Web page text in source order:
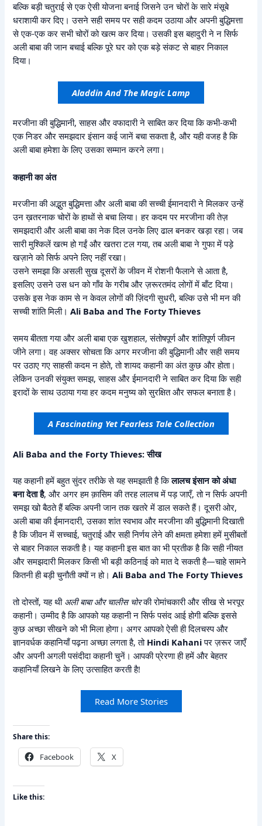
बल्कि बड़ी चतुराई से एक ऐसी योजना बनाई जिसने उन चोरों के सारे मंसूबे
धराशायी कर दिए। उसने सही समय पर सही कदम उठाया और अपनी बुद्धिमत्ता
से एक-एक कर सभी चोरों को खत्म कर दिया। उसकी इस बहादुरी ने न सिर्फ
अली बाबा की जान बचाई बल्कि पूरे घर को एक बड़े संकट से बाहर निकाल
दिया।
Aladdin And The Magic Lamp
मरजीना की बुद्धिमानी, साहस और वफादारी ने साबित कर दिया कि कभी-कभी
एक निडर और समझदार इंसान कई जानें बचा सकता है, और यही वजह है कि
अली बाबा हमेशा के लिए उसका सम्मान करने लगा।
कहानी का अंत
मरजीना की अद्भुत बुद्धिमत्ता और अली बाबा की सच्ची ईमानदारी ने मिलकर उन्हें
उन ख़तरनाक चोरों के हाथों से बचा लिया। हर कदम पर मरजीना की तेज़
समझदारी और अली बाबा का नेक दिल उनके लिए ढाल बनकर खड़ा रहा। जब
सारी मुश्किलें खत्म हो गईं और खतरा टल गया, तब अली बाबा ने गुफा में पड़े
खज़ाने को सिर्फ अपने लिए नहीं रखा।
उसने समझा कि असली सुख दूसरों के जीवन में रोशनी फैलाने से आता है,
इसलिए उसने उस धन को गाँव के गरीब और ज़रूरतमंद लोगों में बाँट दिया।
उसके इस नेक काम से न केवल लोगों की ज़िंदगी सुधरी, बल्कि उसे भी मन की
सच्ची शांति मिली।Ali Baba and The Forty Thieves
समय बीतता गया और अली बाबा एक खुशहाल, संतोषपूर्ण और शांतिपूर्ण जीवन
जीने लगा। वह अक्सर सोचता कि अगर मरजीना की बुद्धिमानी और सही समय
पर उठाए गए साहसी कदम न होते, तो शायद कहानी का अंत कुछ और होता।
लेकिन उनकी संयुक्त समझ, साहस और ईमानदारी ने साबित कर दिया कि सही
इरादों के साथ उठाया गया हर कदम मनुष्य को सुरक्षित और सफल बनाता है।
A Fascinating Yet Fearless Tale Collection
Ali Baba and the Forty Thieves: सीख
यह कहानी हमें बहुत सुंदर तरीके से यह समझाती है किलालच इंसान को अंधा
बना देता है, और अगर हम क़ासिम की तरह लालच में पड़ जाएँ, तो न सिर्फ अपनी
समझ खो बैठते हैं बल्कि अपनी जान तक खतरे में डाल सकते हैं। दूसरी ओर,
अली बाबा की ईमानदारी, उसका शांत स्वभाव और मरजीना की बुद्धिमानी दिखाती
है कि जीवन में सच्चाई, चतुराई और सही निर्णय लेने की क्षमता हमेशा हमें मुसीबतों
से बाहर निकाल सकती है। यह कहानी इस बात का भी प्रतीक है कि सही नीयत
और समझदारी मिलकर किसी भी बड़ी कठिनाई को मात दे सकती है—चाहे सामने
कितनी ही बड़ी चुनौती क्यों न हो।Ali Baba and The Forty Thieves
तो दोस्तों, यह थी अली बाबा और चालीस चोरकी रोमांचकारी और सीख से भरपूर
कहानी। उम्मीद है कि आपको यह कहानी न सिर्फ पसंद आई होगी बल्कि इससे
कुछ अच्छा सीखने को भी मिला होगा। अगर आपको ऐसी ही दिलचस्प और
ज्ञानवर्धक कहानियाँ पढ़ना अच्छा लगता है, तो Hindi Kahaniपर ज़रूर जाएँ
और अपनी अगली पसंदीदा कहानी चुनें। आपकी प्रेरणा ही हमें और बेहतर
कहानियाँ लिखने के लिए उत्साहित करती है!
Read More Stories
Share this:
Facebook X
Like this: